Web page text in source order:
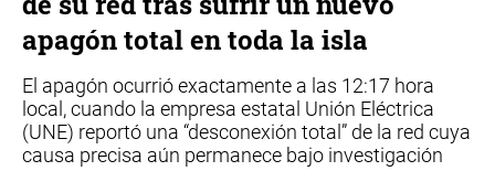
apagón total en toda la isla
El apagón ocurrió exactamente a las 12:17 hora
local, cuando la empresa estatal Unión Eléctrica
(UNE) reportó una “desconexión total” de la red cuya
causa precisa aún permanece bajo investigación